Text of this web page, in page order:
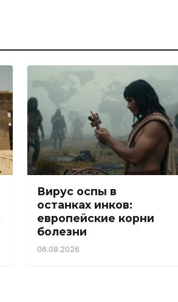
Вирус оспы в
останках инков:
европейские корни
болезни
06.08.2026